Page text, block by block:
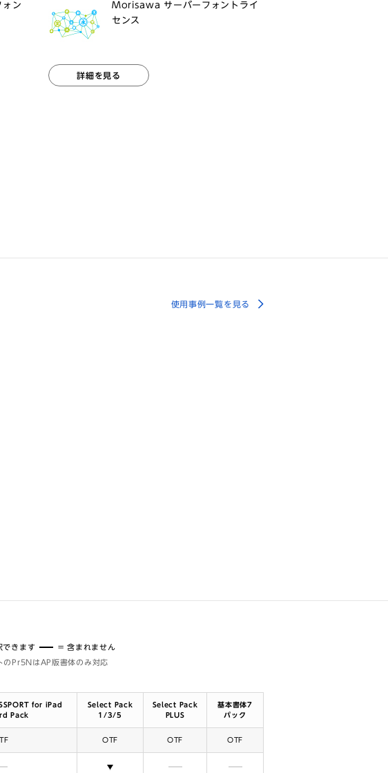
ォン
Morisawa サーバーフォントライ
センス
詳細を見る
使用事例一覧を見る
できます
= 含まれません
Pr5NはAP版書体のみ対応
for iPad
Pack
Select Pack
1/3/5
Select Pack
PLUS
基本書体7
パック
OTF OTF OTF
含まれません 含まれません